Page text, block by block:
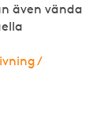
även vända
/